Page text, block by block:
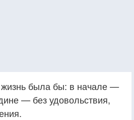
была бы: в начале —
— без удовольствия,